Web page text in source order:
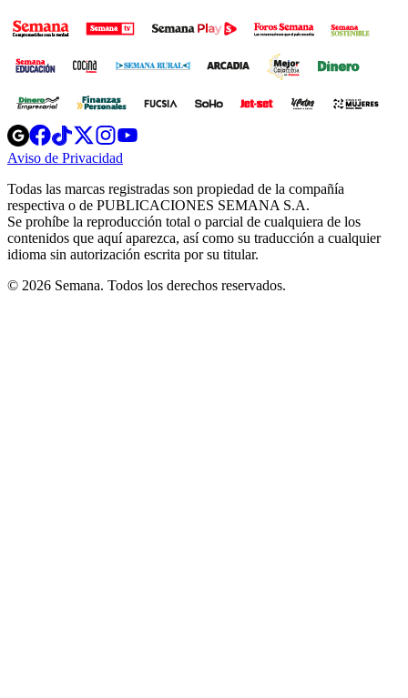
Opens
in
new
Opens
in
new
Opens
in
new
window
Opens
new
windowwindow
Aviso de Privacidad
new
window
Todas las marcas registradas son propiedad de la compañía
respectiva o de PUBLICACIONES SEMANA S.A.
Se prohíbe la reproducción total o parcial de cualquiera de los
contenidos que aquí aparezca, así como su traducción a cualquier
idioma sin autorización escrita por su titular.
© 2026 Semana. Todos los derechos reservados.